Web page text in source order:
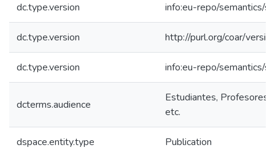
dc.type.version info:eu-repo/semantics/
dc.type.version http://purl.org/coar/
dc.type.version info:eu-repo/semantics/
dcterms.audience
Estudiantes, Profesores,
etc.
dspace.entity.type Publication